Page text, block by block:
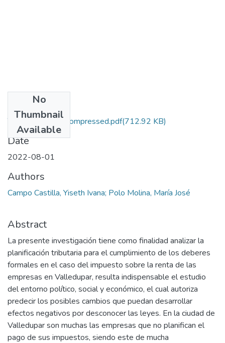
No
Thumbnail
Available
TG-CP 2022-4_compressed.pdf(712.92 KB)
Date
2022-08-01
Authors
Campo Castilla, Yiseth Ivana; Polo Molina, María José
Abstract
La presente investigación tiene como finalidad analizar la
planificación tributaria para el cumplimiento de los deberes
formales en el caso del impuesto sobre la renta de las
empresas en Valledupar, resulta indispensable el estudio
del entorno político, social y económico, el cual autoriza
predecir los posibles cambios que puedan desarrollar
efectos negativos por desconocer las leyes. En la ciudad de
Valledupar son muchas las empresas que no planifican el
pago de sus impuestos, siendo este de mucha